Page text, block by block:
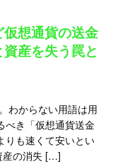
想通貨の送金
産を失う罠と
わからない用語は用
べき「仮想通貨送金
りも速くて安いとい
産の消失 […]